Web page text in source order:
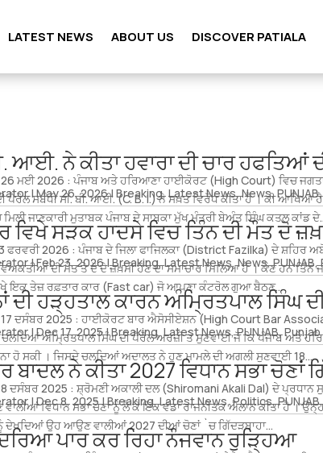
LATEST NEWS ABOUT US DISCOVER PATIALA
ਆਈ. ਨੇ ਕੀਤਾ ਹਵਾਰਾ ਦੀ ਚਾਰ ਹਫਤਿਆਂ
|May 26, 2026|Breaking,Latest News,News,PUNJAB,
ਮਈ 2026 : ਪੰਜਾਬ ਅਤੇ ਹਰਿਆਣਾ ਹਾਈਕੋਰਟ (High Court) ਵਿਚ
ਪੈਰੋਲ ਸਬੰਧੀ ਸੀ. ਬੀ. ਆਈ. (C. B. I.) ਨੇ ਸਖ਼ਤ ਵਿਰੋਧ ਕੀਤਾ ਹੈ । ਕੀ ਆਖਿਆ
ਮਿਲੀ ਜਾਣਕਾਰੀ ਮੁਤਾਬਕ ਪੰਜਾਬ ਦੇ ਸਾਬਕਾ ਮੁੱਖ ਮੰਤਰੀ ਬੇਅੰਤ ਸਿੰਘ ਕਤਲ ਕਾਂਡ
ਵਿਖੇ ਸੜਕ ਹਾਦਸੇ ਵਿਚ ਤਿੰਨ ਦੀ ਮੌਤ ਦੋ
|Feb 23, 2026|Breaking,Latest News,News,PUNJAB,
ਫਰਵਰੀ 2026 : ਪੰਜਾਬ ਦੇ ਜਿਲਾ ਫਾਜਿਲਕਾ (District Fazilka) ਦੇ ਸ਼ਹਿਰ
ਦੀ ਮੌਤ ਤੇ ਦੋ ਦੇ ਜ਼ਖ਼ਮੀ ਹੋਣ ਦਾ ਸਮਾਚਾਰ ਮਿਲਿਆ ਹੈ । ਕੌਣ ਹਨ
ਇਕ ਤੇਜ਼ ਰਫ਼ਤਾਰ ਕਾਰ (Fast car) ਜੋ ਆਪਣਾ ਕੰਟਰੋਲ ਗੁਆ ਬੈਠਣ...
ਦੀ ਹੜ੍ਹਤਾਲ ਕਾਰਨ ਅੰਮ੍ਰਿਤਪਾਲ ਸਿੰਘ
|Dec 17, 2025|Breaking,Latest News,PUNJAB,
ਦਸੰਬਰ 2025 : ਹਾਈਕੋਰਟ ਬਾਰ ਐਸੋਸੀਏਸ਼ਨ (High Court Bar
ਚਲਦਿਆਂ ਅੰਮ੍ਰਿਤਪਾਲ ਸਿੰਘ ਦੀ ਪੈਰੋਲ ਅਰਜ਼ੀ ਤੇ ਸੁਣਵਾਈ ਜੋ ਕਿ ਪੰਜਾਬ ਅਤੇ
ਹੋ ਸਕੀ । ਜਿਸਦੇ ਚਲਦਿਆਂ ਅਦਾਲਤ ਨੇ ਹੁਣ ਮਾਮਲੇ ਦੀ ਅਗਲੀ ਸੁਣਵਾਈ 18...
ਬਾਦਲ ਨੇ ਕੀਤਾ 2027 ਵਿਧਾਨ ਸਭਾ ਚੋਣਾਂ
|Dec 8, 2025|Breaking,Latest News,Politics,PUNJAB
ਦਸੰਬਰ 2025 : ਸ਼੍ਰੋਮਣੀ ਅਕਾਲੀ ਦਲ (Shiromani Akali Dal) ਦੇ ਪ੍ਰਧਾਨ
ਵਿਧਾਨ ਸਭਾ ਚੋਣਾਂ ਨੂੰ ਲੈ ਕੇ ਇੱਕ ਵੱਡਾ ਰਾਜਨੀਤਕ ਐਲਾਨ ਕੀਤਾ ਹੈ ।
ਦੇਖਦਿਆਂ ਉਹ ਆਉਣ ਵਾਲੀਆਂ 2027 ਦੀਆਂ ਚੋਣਾਂ `ਚ ਗਿੱਦੜਬਾਹਾ...
ਪਾਰ ਕਰ ਰਿਹਾ ਨੌਜਵਾਨ ਰੁੜ੍ਹਿਆ